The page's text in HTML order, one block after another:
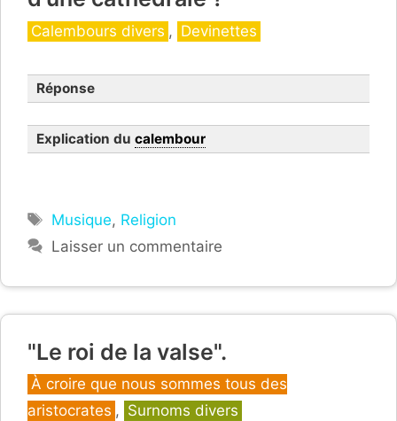
Catégories
Calembours divers , Devinettes
Réponse
Explication du calembour
Étiquettes
Musique, Religion
Laisser un commentaire
"Le roi de la valse".
Catégories
À croire que nous sommes tous des
aristocrates , Surnoms divers